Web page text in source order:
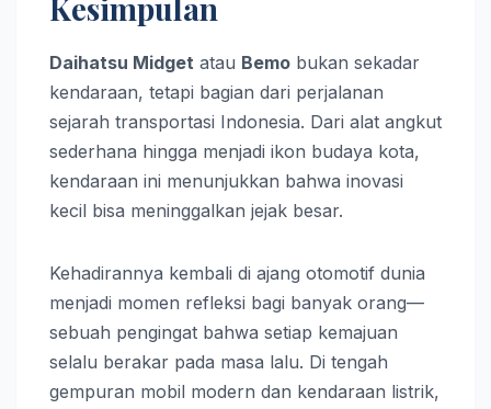
Kesimpulan
Daihatsu Midget atau Bemo bukan sekadar
kendaraan, tetapi bagian dari perjalanan
sejarah transportasi Indonesia. Dari alat angkut
sederhana hingga menjadi ikon budaya kota,
kendaraan ini menunjukkan bahwa inovasi
kecil bisa meninggalkan jejak besar.
Kehadirannya kembali di ajang otomotif dunia
menjadi momen refleksi bagi banyak orang—
sebuah pengingat bahwa setiap kemajuan
selalu berakar pada masa lalu. Di tengah
gempuran mobil modern dan kendaraan listrik,